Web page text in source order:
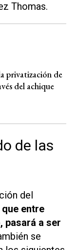
Thomas.
privatización de
del achique
de las
del
entre
pasará a ser
se